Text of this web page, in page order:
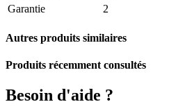
Garantie
2
Autres produits similaires
Produits récemment consultés
Besoin d'aide ?